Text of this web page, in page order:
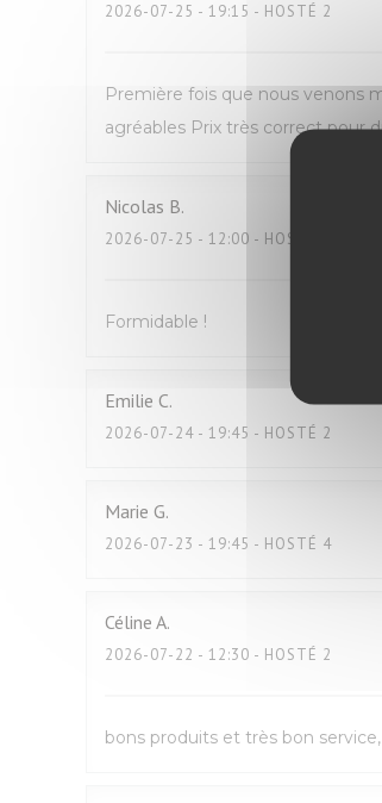
2026-07-25 - 19:15 - HOSTÉ 2
Première fois que nous venons
agréables Prix très correct pour
Nicolas B
2026-07-25 - 12:00 - HOSTÉ 2
Formidable !
Emilie C
2026-07-24 - 19:45 - HOSTÉ 2
Marie G
2026-07-23 - 19:45 - HOSTÉ 4
Céline A
2026-07-22 - 12:30 - HOSTÉ 2
bons produits et très bon